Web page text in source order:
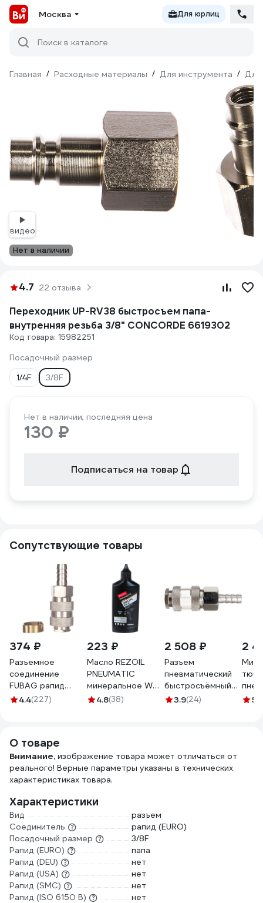
Москва Для юрлиц
Поиск в каталоге
Главная / Расходные материалы / Для инструмента / Для
видео
Нет в наличии
4.7 22 отзыва
Переходник UP-RV38 быстросъем папа-
внутренняя резьба 3/8" CONCORDE 6619302
Код товара: 15982251
Посадочный размер
1/4F
3/8F
Нет в наличии, последняя цена
130 ₽
Подписаться на товар
Сопутствующие товары
374 ₽
Разъемное
соединение
FUBAG рапид
муфта _елочка
4.4(227)
223 ₽
Масло REZOIL
PNEUMATIC
минеральное WH-
45 0.1 л Rezer
4.8(38)
2 508 ₽
Разъем
пневматический
быстросъёмный
ёлка 8 мм ДАЛИ-
3.9(24)
2
5
О товаре
Внимание, изображение товара может отличаться от
реального! Верные параметры указаны в технических
характеристиках товара.
Характеристики
Вид
разъем
Соединитель
рапид (EURO)
Посадочный размер
3/8F
Рапид (EURO)
папа
Рапид (DEU)
нет
Рапид (USA)
нет
Рапид (SMC)
нет
Рапид (ISO 6150 B)
нет